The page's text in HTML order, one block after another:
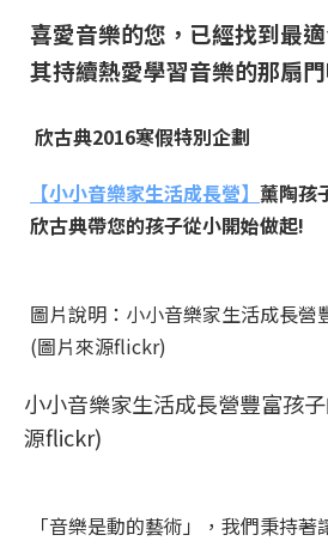
喜愛音樂的您，已經找到最
其持續熱愛學習音樂的那扇門
欣古典2016寒假特別企劃
【小小音樂家生活成長營】 薰陶孩
欣古典帶您的孩子從小開始做起!
圖片說明：小小音樂家生活成長營
(圖片來源flickr)
小小音樂家生活成長營豐富孩
源flickr)
「音樂是動的藝術」，我們秉持